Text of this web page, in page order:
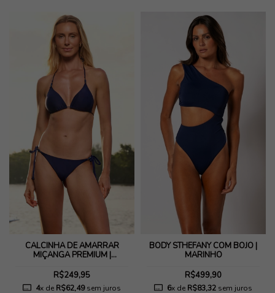
CALCINHA DE AMARRAR
MIÇANGA PREMIUM |
R$249,95
4x de R$62,49sem juros
BODY STHEFANY COM BOJO |
MARINHO
R$499,90
6x de R$83,32sem juros